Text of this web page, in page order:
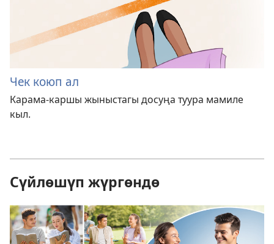
Чек коюп ал
Карама-каршы жыныстагы досуңа туура мамиле
кыл.
Сүйлөшүп жүргөндө